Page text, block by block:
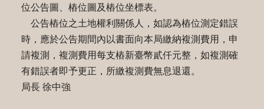
位公告圖、樁位圖及樁位坐標表。
公告樁位之土地權利關係人，如認為樁位測定錯誤
時，應於公告期間內以書面向本局繳納複測費用，申
請複測，複測費用每支樁新臺幣貳仟元整，如複測確
有錯誤者即予更正，所繳複測費無息退還。
局長 徐中強